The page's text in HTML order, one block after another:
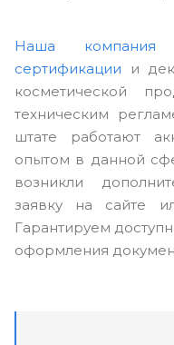
Наша компания
сертификации и
косметической
техническим
штате работают
опытом в данной
возникли
заявку на сайте
Гарантируем
оформления